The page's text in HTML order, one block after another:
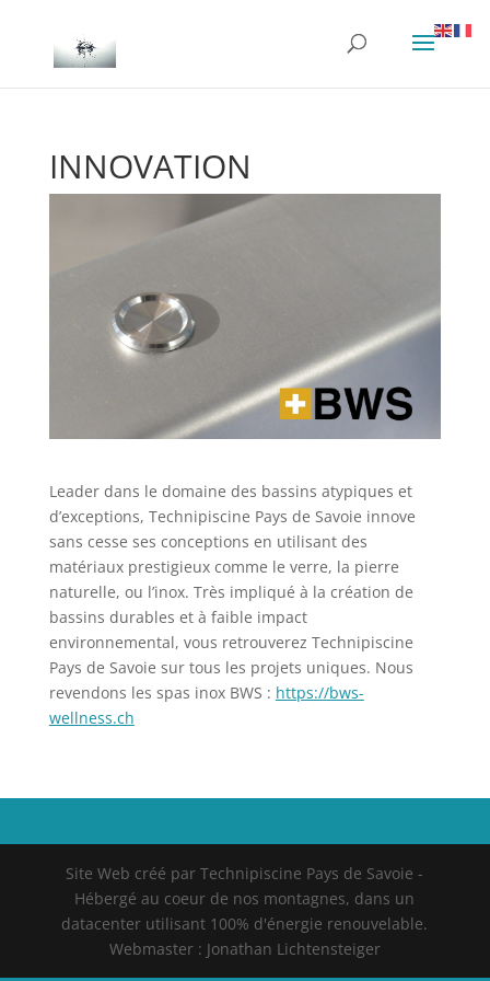
INNOVATION
Leader dans le domaine des bassins atypiques et
d’exceptions, Technipiscine Pays de Savoie innove
sans cesse ses conceptions en utilisant des
matériaux prestigieux comme le verre, la pierre
naturelle, ou l’inox. Très impliqué à la création de
bassins durables et à faible impact
environnemental, vous retrouverez Technipiscine
Pays de Savoie sur tous les projets uniques. Nous
revendons les spas inox BWS : https://bws-
wellness.ch
Site Web créé par Technipiscine Pays de Savoie -
Hébergé au coeur de nos montagnes, dans un
datacenter utilisant 100% d'énergie renouvelable.
Webmaster : Jonathan Lichtensteiger